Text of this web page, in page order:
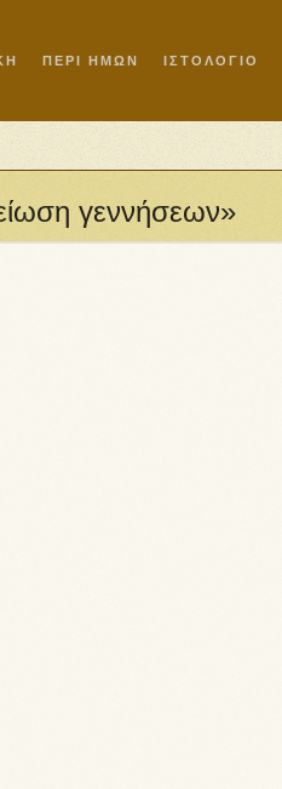
ΠΕΡΙ ΗΜΩΝ ΙΣΤΟΛΟΓΙΟ
γεννήσεων»